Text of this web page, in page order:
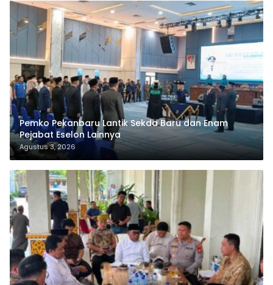
Pemko Pekanbaru Lantik Sekda Baru dan Enam
Pejabat Eselon Lainnya
Agustus 3, 2026